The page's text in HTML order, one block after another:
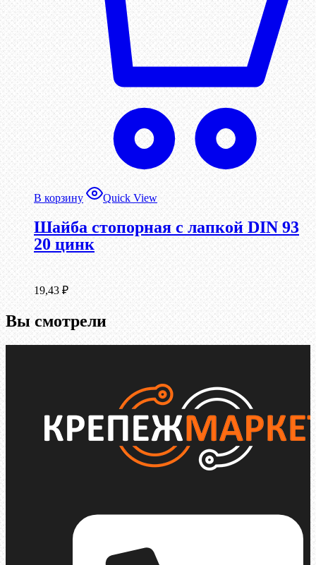
В корзину Quick View
Шайба стопорная с лапкой DIN 93
20 цинк
19,43 ₽
Вы смотрели